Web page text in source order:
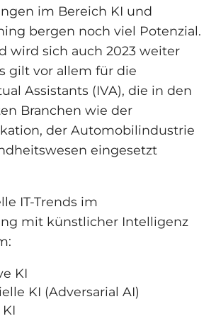
im Bereich KI und
bergen noch viel Potenzial.
wird sich auch 2023 weiter
gilt vor allem für die
Assistants (IVA), die in den
Branchen wie der
der Automobilindustrie
eingesetzt
IT-Trends im
mit künstlicher Intelligenz
KI
KI (Adversarial AI)